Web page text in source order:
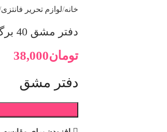
خانه لوازم تحریر فانتزی
دفتر مشق 40 برگ نهال طرح فروزن
تومان38,000
دفتر مشق